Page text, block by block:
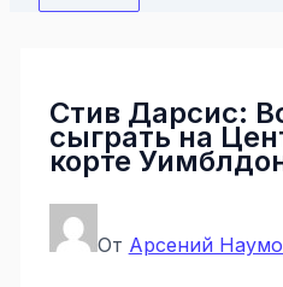
Стив Дарсис:
сыграть на
корте
От Арсений